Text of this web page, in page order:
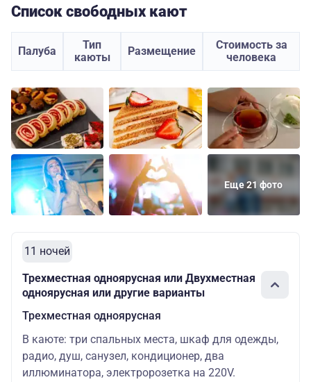
Список свободных кают
Палуба
Тип
каюты
Размещение
Стоимость за
человека
Еще 21 фото
11 ночей
Трехместная одноярусная или Двухместная
одноярусная или другие варианты
Трехместная одноярусная
В каюте: три спальных места, шкаф для одежды,
радио, душ, санузел, кондиционер, два
иллюминатора, электророзетка на 220V.